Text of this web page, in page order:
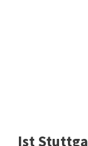
Ist